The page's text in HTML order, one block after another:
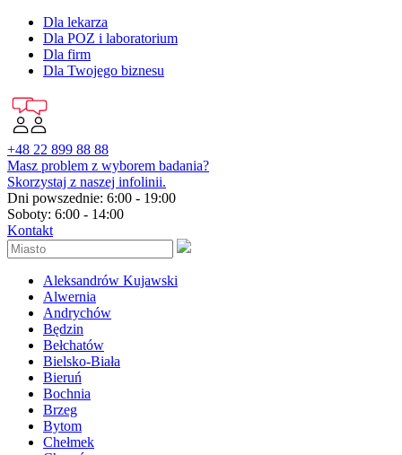
Dla lekarza
Dla POZ i laboratorium
Dla firm
Dla Twojego biznesu
+48 22 899 88 88
Masz problem z wyborem badania?
Skorzystaj z naszej infolinii.
Dni powszednie: 6:00 - 19:00
Soboty: 6:00 - 14:00
Kontakt
Aleksandrów Kujawski
Alwernia
Andrychów
Będzin
Bełchatów
Bielsko-Biała
Bieruń
Bochnia
Brzeg
Bytom
Chełmek